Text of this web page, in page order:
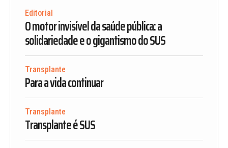
Editorial
O motor invisível da saúde pública: a
solidariedade e o gigantismo do SUS
Transplante
Para a vida continuar
Transplante
Transplante é SUS